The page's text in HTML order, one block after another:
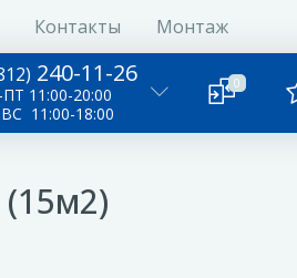
Контакты
Монтаж
240-11-26
11:00-20:00
11:00-18:00
0